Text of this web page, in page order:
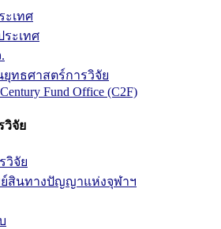
ะเทศ
ระเทศ
ทธศาสตร์การวิจัย
Fund Office (C2F)
วิจัย
วิจัย
สินทางปัญญาแห่งจุฬาฯ